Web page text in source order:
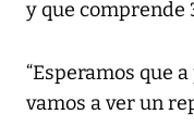
y que comprende
“Esperamos que
vamos a ver un